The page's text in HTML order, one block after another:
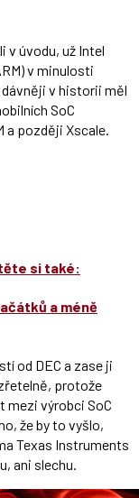
v úvodu, už Intel
v minulosti
dávněji v historii měl
SoC
a později Xscale.
si také:
a méně
od DEC a zase ji
protože
mezi výrobci SoC
že by to vyšlo,
Texas Instruments
ani slechu.